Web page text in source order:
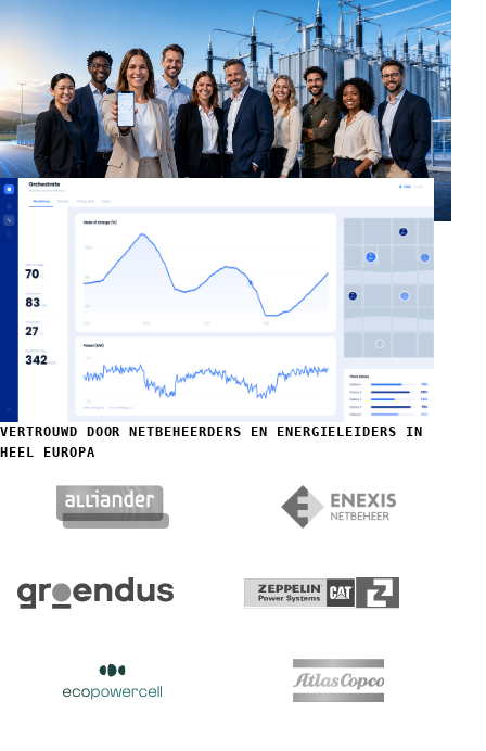
VERTROUWD DOOR NETBEHEERDERS EN ENERGIELEIDERS IN
HEEL EUROPA